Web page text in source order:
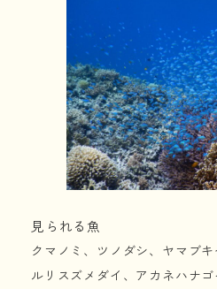
見られる魚
クマノミ、ツノダシ、ヤマブキ
ルリスズメダイ、アカネハナ